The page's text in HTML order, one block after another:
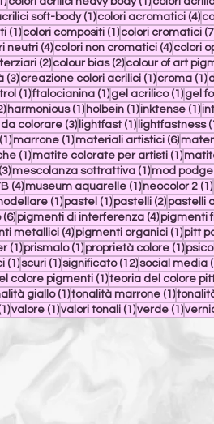
soft-body (1)1 post
colori acromatici (4)4
(1)1 post
colori compositi (1)1 post
colori cromatici
neutri (4)4 post
colori non cromatici (4)4 post
colori
(2)2 post
colour bias (2)2 post
colour of art
(3)3 post
creazione colori acrilici (1)1 post
croma (1)1
(1)1 post
ftalocianina (1)1 post
gel acrilico (1)1 post
gel
2 post
harmonious (1)1 post
holbein (1)1 post
inktense (1)1
da colorare (3)3 post
lightfast (1)1 post
lightfastness
(1)1 post
marrone (1)1 post
materiali artistici (6)6 post
(1)1 post
matite colorate per artisti (1)1 post
(3)3 post
mescolanza sottrattiva (1)1 post
mod podge
(4)4 post
museum aquarelle (1)1 post
neocolor 2 (1)
(1)1 post
pastel (1)1 post
pastelli (2)2 post
pastelli
(6)6 post
pigmenti di interferenza (4)4 post
pigmenti
metallici (4)4 post
pigmenti organici (1)1 post
pitt
(1)1 post
prismalo (1)1 post
proprietà colore (1)1 post
(1)1 post
scuri (1)1 post
significato (12)12 post
social media
colore pigmenti (1)1 post
teoria del colore
giallo (1)1 post
tonalità marrone (1)1 post
1 post
valore (1)1 post
valori tonali (1)1 post
verde (1)1 post